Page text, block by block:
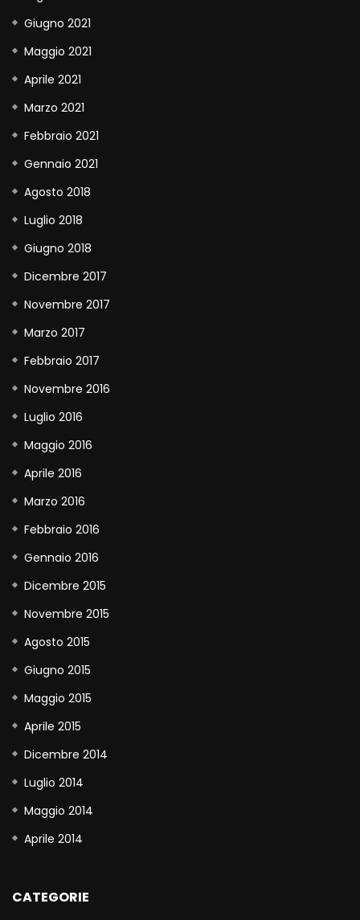
Giugno 2021
Maggio 2021
Aprile 2021
Marzo 2021
Febbraio 2021
Gennaio 2021
Agosto 2018
Luglio 2018
Giugno 2018
Dicembre 2017
Novembre 2017
Marzo 2017
Febbraio 2017
Novembre 2016
Luglio 2016
Maggio 2016
Aprile 2016
Marzo 2016
Febbraio 2016
Gennaio 2016
Dicembre 2015
Novembre 2015
Agosto 2015
Giugno 2015
Maggio 2015
Aprile 2015
Dicembre 2014
Luglio 2014
Maggio 2014
Aprile 2014
CATEGORIE